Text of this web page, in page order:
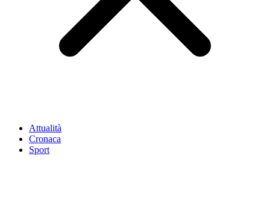
Attualità
Cronaca
Sport